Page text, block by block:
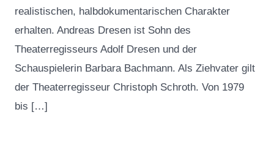
realistischen, halbdokumentarischen Charakter
erhalten. Andreas Dresen ist Sohn des
Theaterregisseurs Adolf Dresen und der
Schauspielerin Barbara Bachmann. Als Ziehvater gilt
der Theaterregisseur Christoph Schroth. Von 1979
bis […]